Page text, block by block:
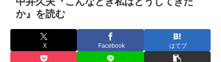
か』を読む
X Facebook はてブ